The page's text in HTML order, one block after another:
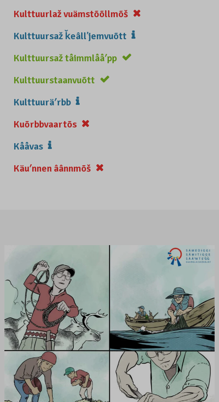
Kulttuurlaž vuämstõõllmõš
Kulttuursaž ǩeâllʼjemvuõtt
Kulttuursaž tåimmlååʹpp
Kulttuurstaanvuõtt
Kulttuuräʹrbb
Kuõrbbvaartõs
Kååvas
Käuʹnnen âânnmõš